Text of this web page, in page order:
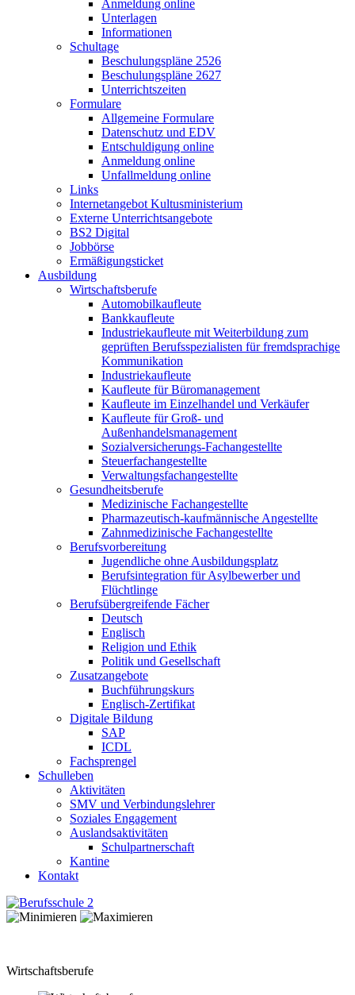
Anmeldung online
Unterlagen
Informationen
Schultage
Beschulungspläne 2526
Beschulungspläne 2627
Unterrichtszeiten
Formulare
Allgemeine Formulare
Datenschutz und EDV
Entschuldigung online
Anmeldung online
Unfallmeldung online
Links
Internetangebot Kultusministerium
Externe Unterrichtsangebote
BS2 Digital
Jobbörse
Ermäßigungsticket
Ausbildung
Wirtschaftsberufe
Automobilkaufleute
Bankkaufleute
Industriekaufleute mit Weiterbildung zum
geprüften Berufsspezialisten für fremdsprachige
Kommunikation
Industriekaufleute
Kaufleute für Büromanagement
Kaufleute im Einzelhandel und Verkäufer
Kaufleute für Groß- und
Außenhandelsmanagement
Sozialversicherungs-Fachangestellte
Steuerfachangestellte
Verwaltungsfachangestellte
Gesundheitsberufe
Medizinische Fachangestellte
Pharmazeutisch-kaufmännische Angestellte
Zahnmedizinische Fachangestellte
Berufsvorbereitung
Jugendliche ohne Ausbildungsplatz
Berufsintegration für Asylbewerber und
Flüchtlinge
Berufsübergreifende Fächer
Deutsch
Englisch
Religion und Ethik
Politik und Gesellschaft
Zusatzangebote
Buchführungskurs
Englisch-Zertifikat
Digitale Bildung
SAP
ICDL
Fachsprengel
Schulleben
Aktivitäten
SMV und Verbindungslehrer
Soziales Engagement
Auslandsaktivitäten
Schulpartnerschaft
Kantine
Kontakt
Wirtschaftsberufe